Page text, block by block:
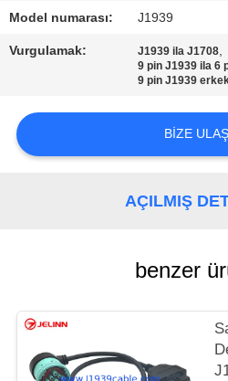
BIR
Model numarası: J1939
Vurgulamak: J1939 ila J1708,
9 pin J1939 ila 6
9 pin J1939
BIZE
AÇILMIŞ
benzer